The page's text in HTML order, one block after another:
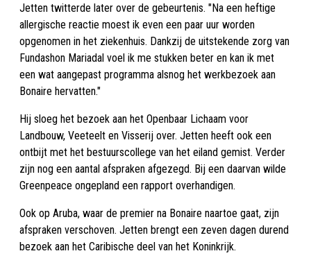
Jetten twitterde later over de gebeurtenis. "Na een heftige
allergische reactie moest ik even een paar uur worden
opgenomen in het ziekenhuis. Dankzij de uitstekende zorg van
Fundashon Mariadal voel ik me stukken beter en kan ik met
een wat aangepast programma alsnog het werkbezoek aan
Bonaire hervatten."
Hij sloeg het bezoek aan het Openbaar Lichaam voor
Landbouw, Veeteelt en Visserij over. Jetten heeft ook een
ontbijt met het bestuurscollege van het eiland gemist. Verder
zijn nog een aantal afspraken afgezegd. Bij een daarvan wilde
Greenpeace ongepland een rapport overhandigen.
Ook op Aruba, waar de premier na Bonaire naartoe gaat, zijn
afspraken verschoven. Jetten brengt een zeven dagen durend
bezoek aan het Caribische deel van het Koninkrijk.